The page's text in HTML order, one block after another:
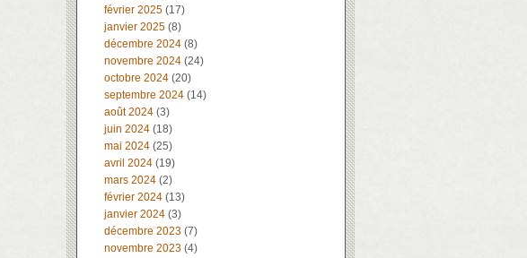
février 2025 (17)
janvier 2025 (8)
décembre 2024 (8)
novembre 2024 (24)
octobre 2024 (20)
septembre 2024 (14)
août 2024 (3)
juin 2024 (18)
mai 2024 (25)
avril 2024 (19)
mars 2024 (2)
février 2024 (13)
janvier 2024 (3)
décembre 2023 (7)
novembre 2023 (4)